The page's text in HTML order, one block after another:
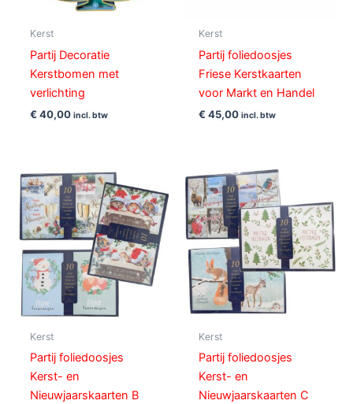
Kerst
Partij Decoratie
Kerstbomen met
verlichting
€ 40,00 incl. btw
Kerst
Partij foliedoosjes
Friese Kerstkaarten
voor Markt en Handel
€ 45,00 incl. btw
Kerst
Partij foliedoosjes
Kerst- en
Nieuwjaarskaarten B
Kerst
Partij foliedoosjes
Kerst- en
Nieuwjaarskaarten C